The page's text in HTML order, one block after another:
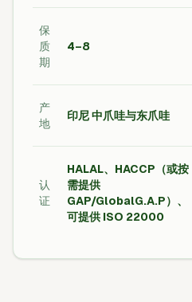
保
质
期
4–8
产
地
印尼 中爪哇与东爪哇
认
证
HALAL、HACCP（或按
需提供
GAP/GlobalG.A.P）、
可提供 ISO 22000